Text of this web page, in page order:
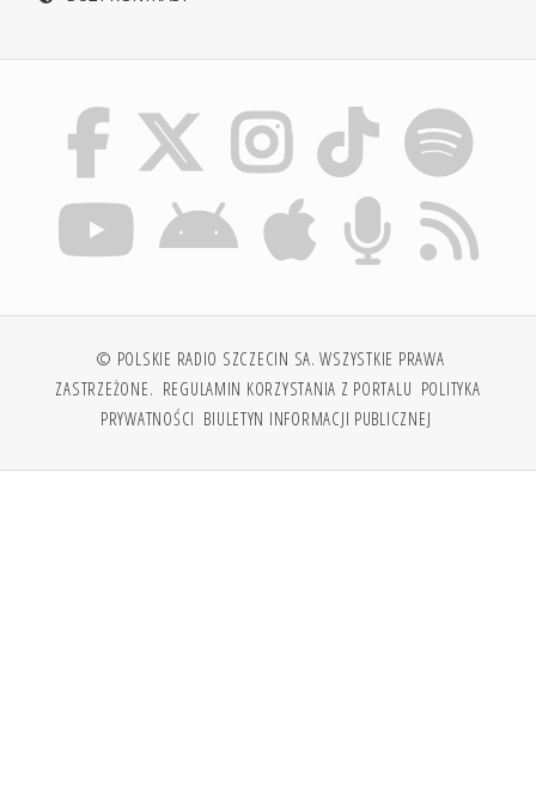
© POLSKIE RADIO SZCZECIN SA. WSZYSTKIE PRAWA
ZASTRZEŻONE. REGULAMIN KORZYSTANIA Z PORTALU POLITYKA
PRYWATNOŚCI BIULETYN INFORMACJI PUBLICZNEJ